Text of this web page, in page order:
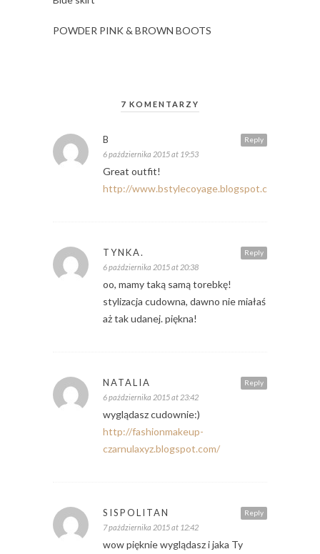
POWDER PINK & BROWN BOOTS
7 KOMENTARZY
Reply
B
6 października 2015 at 19:53
Great outfit!
http://www.bstylecoyage.blogspot.com
Reply
TYNKA.
6 października 2015 at 20:38
oo, mamy taką samą torebkę!
stylizacja cudowna, dawno nie miałaś
aż tak udanej. piękna!
Reply
NATALIA
6 października 2015 at 23:42
wyglądasz cudownie:)
http://fashionmakeup-
czarnulaxyz.blogspot.com/
Reply
SISPOLITAN
7 października 2015 at 12:42
wow pięknie wyglądasz i jaka Ty